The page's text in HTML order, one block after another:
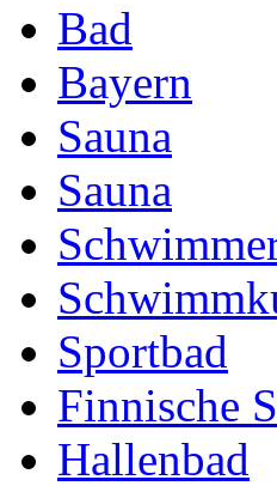
Bad
Bayern
Sauna
Sauna
Sportbad
Finnische
Hallenbad